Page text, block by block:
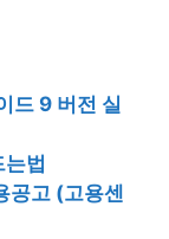
드 9 버전 실
법
공고 (고용센